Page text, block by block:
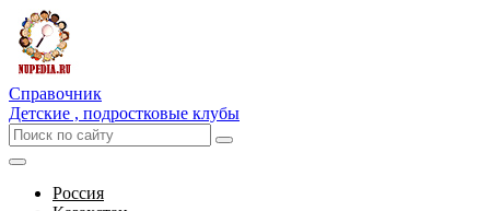
Справочник
Детские , подростковые клубы
Россия